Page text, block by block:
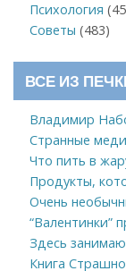
Психология
Советы (483)
ВСЕ ИЗ
Владимир
Странные
Что пить в
Продукты,
Очень
“Валентинки”
Здесь
Книга